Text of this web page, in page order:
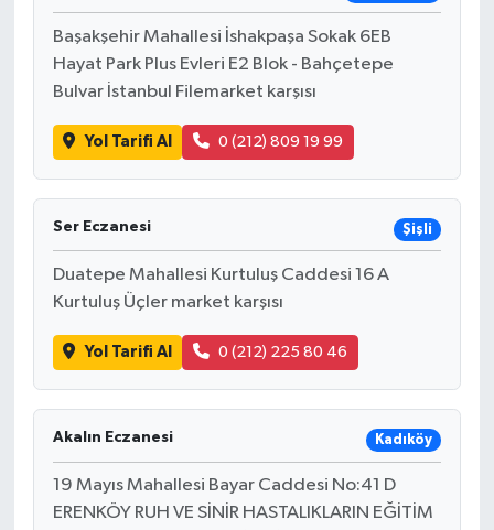
Başakşehir Mahallesi İshakpaşa Sokak 6EB
Hayat Park Plus Evleri E2 Blok - Bahçetepe
Bulvar İstanbul Filemarket karşısı
Yol Tarifi Al 0 (212) 809 19 99
Ser Eczanesi Şişli
Duatepe Mahallesi Kurtuluş Caddesi 16 A
Kurtuluş Üçler market karşısı
Yol Tarifi Al 0 (212) 225 80 46
Akalın Eczanesi Kadıköy
19 Mayıs Mahallesi Bayar Caddesi No:41 D
ERENKÖY RUH VE SİNİR HASTALIKLARIN EĞİTİM